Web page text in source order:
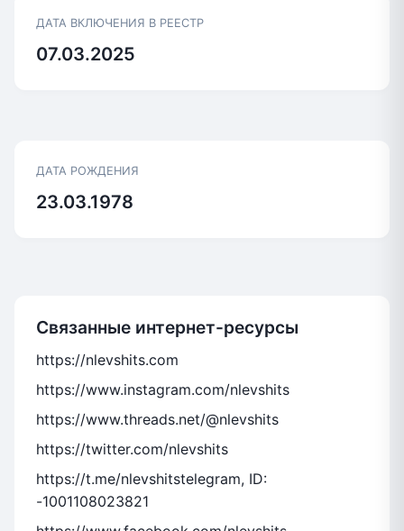
ДАТА ВКЛЮЧЕНИЯ В РЕЕСТР
07.03.2025
ДАТА РОЖДЕНИЯ
23.03.1978
Связанные интернет-ресурсы
https://nlevshits.com
https://www.instagram.com/nlevshits
https://www.threads.net/@nlevshits
https://twitter.com/nlevshits
https://t.me/nlevshitstelegram, ID:
-1001108023821